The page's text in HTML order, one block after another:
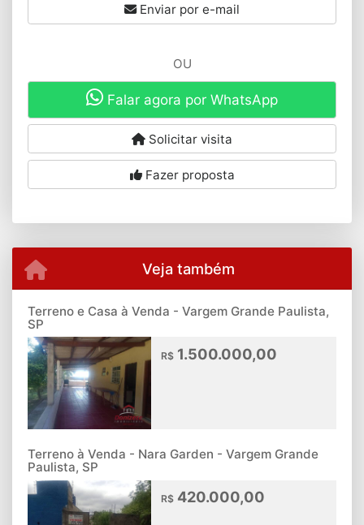
Enviar por e-mail
OU
Falar agora por WhatsApp
Solicitar visita
Fazer proposta
Veja também
Terreno e Casa à Venda - Vargem Grande Paulista,
SP
R$ 1.500.000,00
Terreno à Venda - Nara Garden - Vargem Grande
Paulista, SP
R$ 420.000,00